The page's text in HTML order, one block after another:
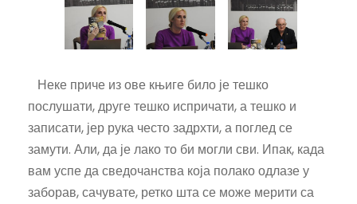
Неке приче из ове књиге било је тешко
послушати, друге тешко испричати, а тешко и
записати, јер рука често задрхти, а поглед се
замути. Али, да је лако то би могли сви. Ипак, када
вам успе да сведочанства која полако одлазе у
заборав, сачувате, ретко шта се може мерити са